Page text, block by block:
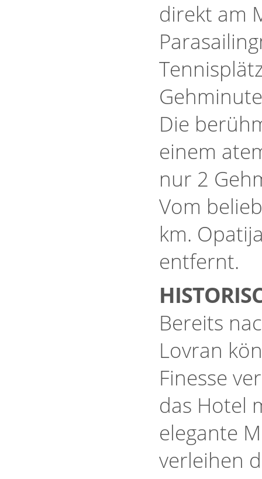
direkt am
Die
einem
nur 2
Vom
km.
entfernt.
Bereits
Lovran
Finesse
das Hotel
elegante
verleihen